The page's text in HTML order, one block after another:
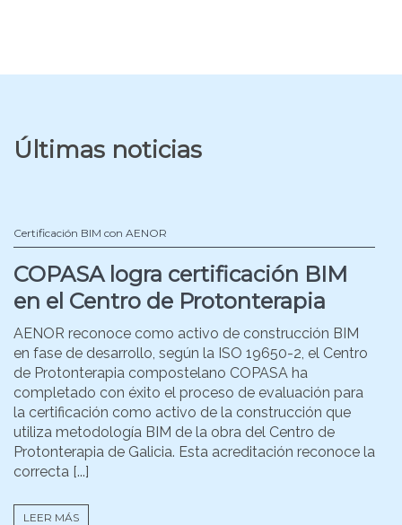
Últimas noticias
Certificación BIM con AENOR
COPASA logra certificación BIM
en el Centro de Protonterapia
AENOR reconoce como activo de construcción BIM
en fase de desarrollo, según la ISO 19650-2, el Centro
de Protonterapia compostelano COPASA ha
completado con éxito el proceso de evaluación para
la certificación como activo de la construcción que
utiliza metodología BIM de la obra del Centro de
Protonterapia de Galicia. Esta acreditación reconoce la
correcta [...]
LEER MÁS